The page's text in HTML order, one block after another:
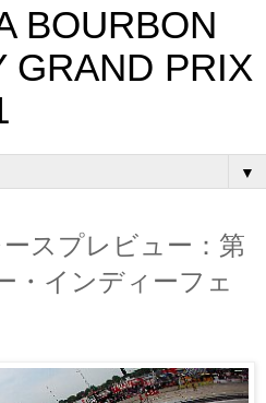
BOURBON
GRAND PRIX
▼
スプレビュー：第
・インディーフェ